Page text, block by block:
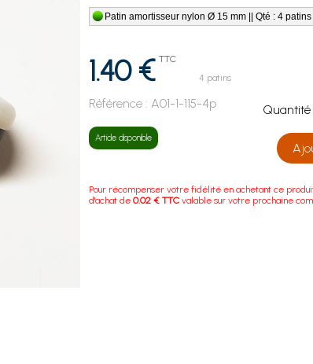
Patin amortisseur nylon Ø 15 mm || Qté : 4 patins
1.40 € TTC
4 patins
Référence : A01-1-115-4p
Article disponible
Pour récompenser votre fidélité en achetant ce
d'achat de0.02 € TTC valable sur votre prochaine